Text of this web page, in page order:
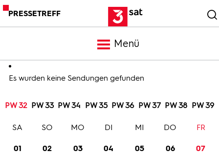
PRESSETREFF
Menü
Meldungen
Programm
Es wurden keine Sendungen gefunden
PW 32 PW 33 PW 34 PW 35 PW 36 PW 37 PW 38 PW 39
01
SA
02
SO
03
MO
04
DI
05
MI
06
DO
07
FR